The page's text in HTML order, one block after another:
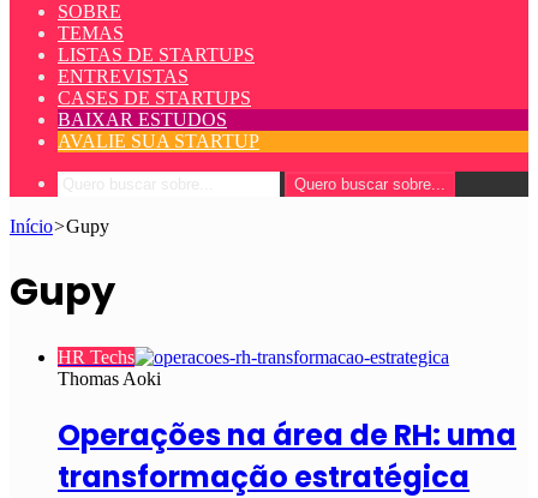
SOBRE
TEMAS
LISTAS DE STARTUPS
ENTREVISTAS
CASES DE STARTUPS
BAIXAR ESTUDOS
AVALIE SUA STARTUP
Quero buscar sobre...
Início>Gupy
Gupy
HR Techs
Thomas Aoki
Operações na área de RH: uma
transformação estratégica